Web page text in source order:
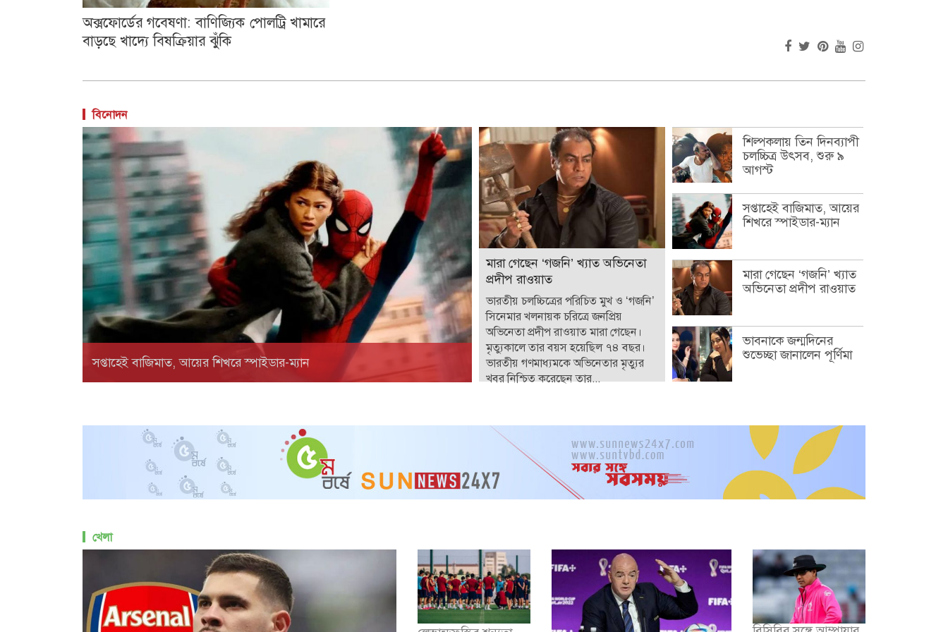
অক্সফোর্ডের গবেষণা: বাণিজ্যিক পোলট্রি খামারে
বাড়ছে খাদ্যে বিষক্রিয়ার ঝুঁকি
বিনোদন
সপ্তাহেই বাজিমাত, আয়ের শিখরে স্পাইডার-ম্যান
মারা গেছেন ‘গজনি’ খ্যাত অভিনেতা
প্রদীপ রাওয়াত
ভারতীয় চলচ্চিত্রের পরিচিত মুখ ও ‘গজনি’
সিনেমার খলনায়ক চরিত্রে জনপ্রিয়
অভিনেতা প্রদীপ রাওয়াত মারা গেছেন।
মৃত্যুকালে তার বয়স হয়েছিল ৭৪ বছর।
ভারতীয় গণমাধ্যমকে অভিনেতার মৃত্যুর
খবর নিশ্চিত করেছেন তার...
শিল্পকলায় তিন দিনব্যাপী
চলচ্চিত্র উৎসব, শুরু ৯
আগস্ট
সপ্তাহেই বাজিমাত, আয়ের
শিখরে স্পাইডার-ম্যান
মারা গেছেন ‘গজনি’ খ্যাত
অভিনেতা প্রদীপ রাওয়াত
ভাবনাকে জন্মদিনের
শুভেচ্ছা জানালেন পূর্ণিমা
খেলা